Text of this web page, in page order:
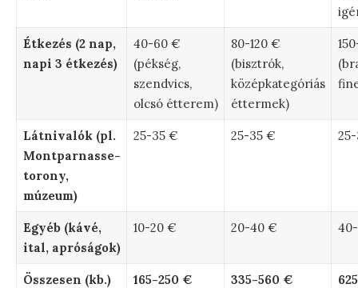
Étkezés (2 nap,
napi 3 étkezés)
40-60 €
(pékség,
szendvics,
olcsó étterem)
80-120 €
(bisztrók,
középkategóriás
éttermek)
Látnivalók (pl.
Montparnasse-
torony,
múzeum)
25-35 € 25-35 €
Egyéb (kávé,
ital, apróságok)
10-20 € 20-40 €
Összesen (kb.) 165-250 € 335-560 €